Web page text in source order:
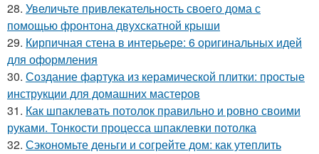
28. Увеличьте привлекательность своего дома с
помощью фронтона двухскатной крыши
29. Кирпичная стена в интерьере: 6 оригинальных идей
для оформления
30. Создание фартука из керамической плитки: простые
инструкции для домашних мастеров
31. Как шпаклевать потолок правильно и ровно своими
руками. Тонкости процесса шпаклевки потолка
32. Сэкономьте деньги и согрейте дом: как утеплить